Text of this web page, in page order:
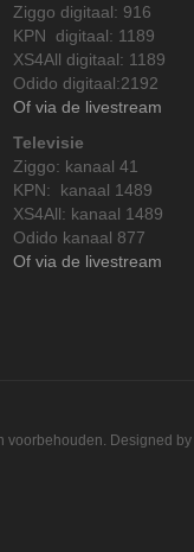
Ziggo digitaal: 916
KPN digitaal: 1189
XS4All digitaal: 1189
Odido digitaal:2192
Of via de livestream
Televisie
Ziggo: kanaal 41
KPN: kanaal 1489
XS4All: kanaal 1489
Odido kanaal 877
Of via de livestream
voorbehouden. Designed by